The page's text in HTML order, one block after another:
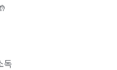
독